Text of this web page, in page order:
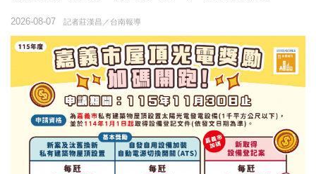
記者莊漢昌／台南報導
2026-08-07